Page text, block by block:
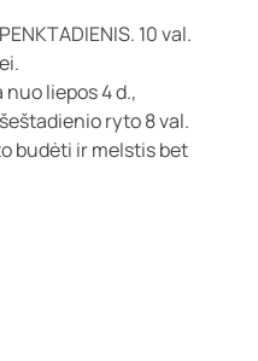
10 val.
liepos 4 d.,
ryto 8 val.
budėti ir melstis bet